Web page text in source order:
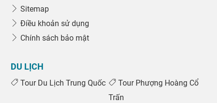
Sitemap
Điều khoản sử dụng
Chính sách bảo mật
DU LỊCH
Tour Du Lịch Trung Quốc
Tour Phượng Hoàng Cổ
Trấn